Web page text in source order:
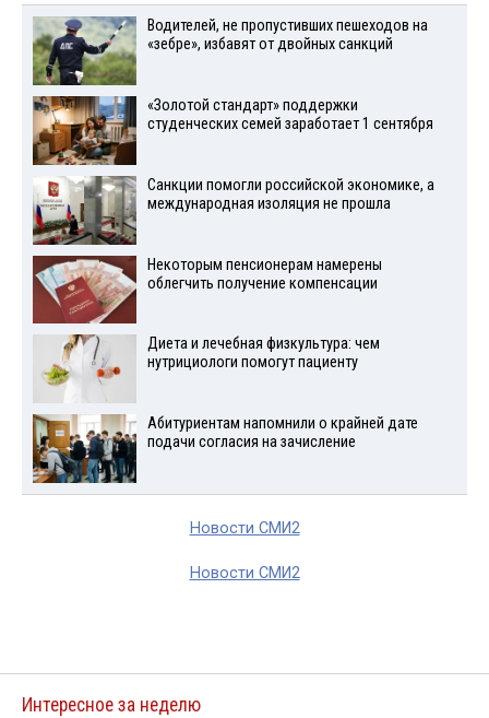
Водителей, не пропустивших пешеходов на
«зебре», избавят от двойных санкций
«Золотой стандарт» поддержки
студенческих семей заработает 1 сентября
Санкции помогли российской экономике, а
международная изоляция не прошла
Некоторым пенсионерам намерены
облегчить получение компенсации
Диета и лечебная физкультура: чем
нутрициологи помогут пациенту
Абитуриентам напомнили о крайней дате
подачи согласия на зачисление
Новости СМИ2
Новости СМИ2
Интересное за неделю